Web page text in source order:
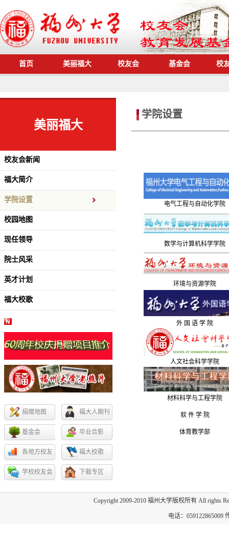
首页 美丽福大 校友会 基金会 校
美丽福大
校友会新闻
福大简介
学院设置
校园地图
现任领导
院士风采
英才计划
福大校歌
捐赠地图 福大人期刊
基金会 毕业合影
各地方校友
会
福大校歌
学校校友会 下载专区
学院设置
电气工程与自动化学院
数学与计算机科学学院
环境与资源学院
外 国 语 学 院
人文社会科学学院
材料科学与工程学院
软 件 学 院
体育教学部
Copyright 2009-2010 福州大学版权所有 All rights
电话：059122865009